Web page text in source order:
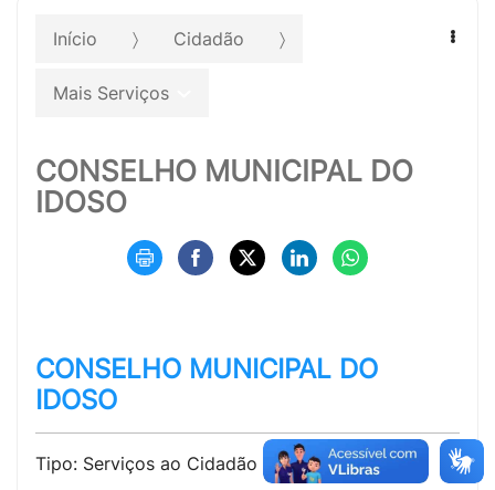
Início Cidadão
Mais Serviços
CONSELHO MUNICIPAL DO
IDOSO
CONSELHO MUNICIPAL DO
IDOSO
Tipo: Serviços ao Cidadão